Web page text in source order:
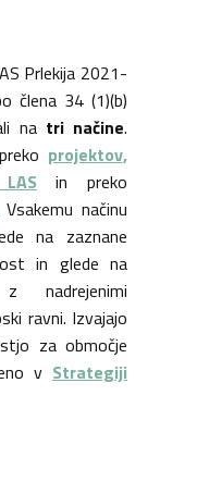
Prlekija 2021-
člena 34 (1)(b)
na tri načine.
projektov,
in preko
Vsakemu načinu
na zaznane
in glede na
nadrejenimi
ravni. Izvajajo
za območje
v Strategiji